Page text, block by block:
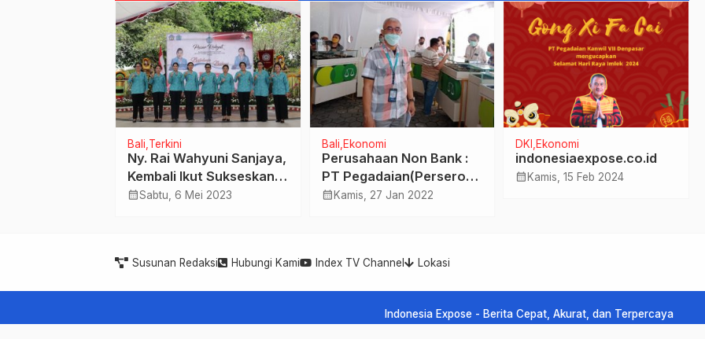
Bali Terkini
Ny. Rai Wahyuni Sanjaya,
Kembali Ikut Sukseskan
Program PKK Provinsi
calendar_monthSabtu, 6 Mei 2023
Bali Ekonomi
Perusahaan Non Bank :
PT Pegadaian(Persero)
Kanwil VII Denpasar,
dari jeratan Rentenir
calendar_month Kamis, 27 Jan 2022
DKI Ekonomi
indonesiaexpose.co.id
calendar_monthKamis, 15 Feb 2024
Susunan Redaksi Hubungi Kami Index TV Channel Lokasi
Indonesia Expose - Berita Cepat, Akurat, dan Terpercaya